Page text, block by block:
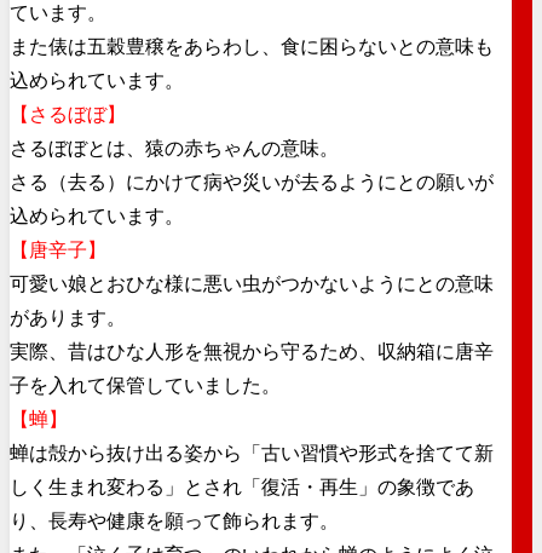
ています。
また俵は五穀豊穣をあらわし、食に困らないとの意味も
込められています。
【さるぼぼ】
さるぼぼとは、猿の赤ちゃんの意味。
さる（去る）にかけて病や災いが去るようにとの願いが
込められています。
【唐辛子】
可愛い娘とおひな様に悪い虫がつかないようにとの意味
があります。
実際、昔はひな人形を無視から守るため、収納箱に唐辛
子を入れて保管していました。
【蝉】
蝉は殻から抜け出る姿から「古い習慣や形式を捨てて新
しく生まれ変わる」とされ「復活・再生」の象徴であ
り、長寿や健康を願って飾られます。